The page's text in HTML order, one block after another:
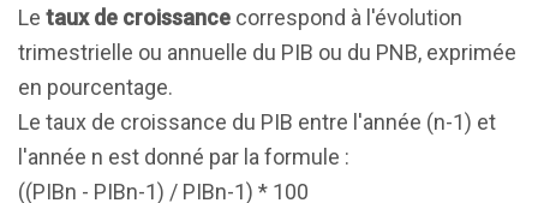
Le taux de croissance correspond à l'évolution
trimestrielle ou annuelle du PIB ou du PNB, exprimée
en pourcentage.
Le taux de croissance du PIB entre l'année (n-1) et
l'année n est donné par la formule :
((PIBn - PIBn-1) / PIBn-1) * 100